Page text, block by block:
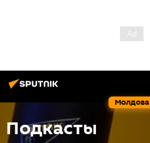
Молдова
Подкасты